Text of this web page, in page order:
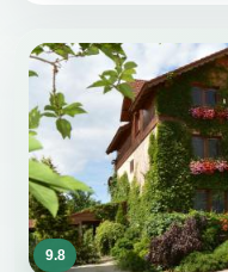
9.8